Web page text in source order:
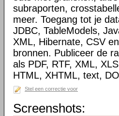
subraporten,
meer. Toegang tot je
JDBC, TableModels,
XML, Hibernate, CSV
bronnen. Publiceer de
als PDF, RTF, XML,
HTML, XHTML, text,
Stel een correctie voor
Screenshots: